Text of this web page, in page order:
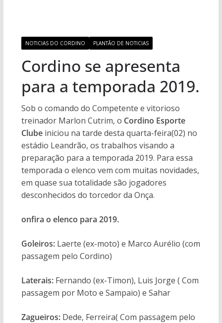
NOTICIAS DO CORDINO PLANTÃO DE NOTICIAS
Cordino se apresenta
para a temporada 2019.
Sob o comando do Competente e vitorioso
treinador Marlon Cutrim, o Cordino Esporte
Clubeiniciou na tarde desta quarta-feira(02) no
estádio Leandrão, os trabalhos visando a
preparação para a temporada 2019. Para essa
temporada o elenco vem com muitas novidades,
em quase sua totalidade são jogadores
desconhecidos do torcedor da Onça.
onfira o elenco para 2019.
Goleiros:Laerte (ex-moto) e Marco Aurélio (com
passagem pelo Cordino)
Laterais:Fernando (ex-Timon), Luis Jorge ( Com
passagem por Moto e Sampaio) e Sahar
Zagueiros:Dede, Ferreira( Com passagem pelo